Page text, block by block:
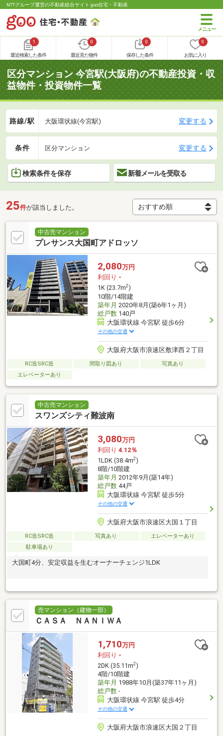
NTTグループ運営の不動産総合サイト goo住宅・不動産
1
最近検索した条件
0
最近見た物件
0
保存した条件
0
お気に入り
区分マンション 今宮駅(大阪府)の不動産投資・収
益物件・投資物件一覧
路線/駅 大阪環状線(今宮駅) 変更する
条件 区分マンション 変更する
検索条件を保存 新着メールを受取る
25件が該当しました。
中古売マンション
プレサンス大国町アドロッソ
2,080万円
利回り -
1K (23.7m2)
10階/14階建
築年月 2020年8月(築6年1ヶ月)
総戸数140戸
大阪環状線 今宮駅 徒歩6分
その他の交通
大阪府大阪市浪速区敷津西２丁目
RC造SRC造 間取り図あり
写真あり
エレベーターあり
中古売マンション
スワンズシティ難波南
3,080万円
利回り 4.12％
1LDK (38.4m2)
8階/10階建
築年月 2012年9月(築14年)
総戸数44戸
大阪環状線 今宮駅 徒歩5分
その他の交通
大阪府大阪市浪速区大国１丁目
RC造SRC造 写真あり
エレベーターあり
駐車場あり
大国町4分、安定収益を生むオーナーチェンジ1LDK
売マンション（建物一部）
ＣＡＳＡ ＮＡＮＩＷＡ
1,710万円
利回り -
2DK (35.11m2)
4階/10階建
築年月 1988年10月(築37年11ヶ月)
総戸数-
大阪環状線 今宮駅 徒歩4分
その他の交通
大阪府大阪市浪速区大国２丁目